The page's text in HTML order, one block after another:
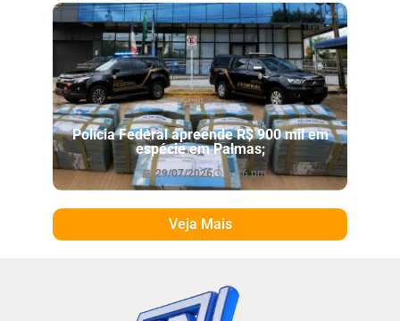
Polícia Federal apreende R$ 900 mil em
espécie em Palmas;
29/07/2026 6:46 pm
Veja Mais